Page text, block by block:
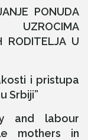
PONUDA
RODITELJA U
i pristupa
Srbiji”
and labour
mothers in